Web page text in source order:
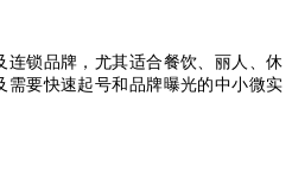
连锁品牌，尤其适合餐饮、丽人、休
需要快速起号和品牌曝光的中小微实